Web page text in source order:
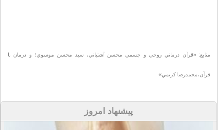
منابع: «قرآن درماني روحي و جسمي محسن آشتياني، سيد محسن موسوي؛ و درمان با
قرآن،محمدرضا كريمي»
پیشنهاد امروز